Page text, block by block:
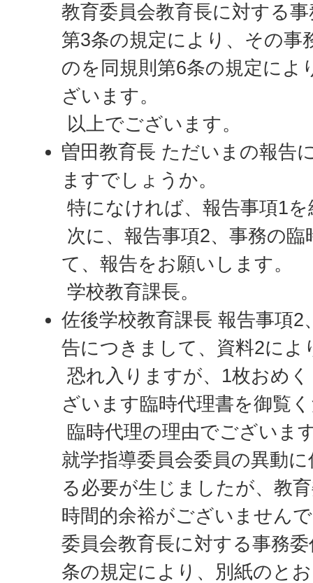
教育委員会教育長に対する
第3条の規定により、その事
のを同規則第6条の規定によ
ざいます。
以上でございます。
曽田教育長 ただいまの報告
ますでしょうか。
特になければ、報告事項1
次に、報告事項2、事務の
て、報告をお願いします。
学校教育課長。
佐後学校教育課長 報告事項2
告につきまして、資料2によ
恐れ入りますが、1枚おめ
ざいます臨時代理書を御覧
臨時代理の理由でございま
就学指導委員会委員の異動
る必要が生じましたが、教
時間的余裕がございません
委員会教育長に対する事務
条の規定により、別紙のと